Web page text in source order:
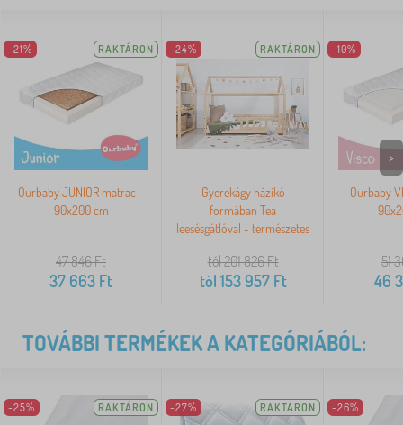
-21% RAKTÁRON
Ourbaby JUNIOR matrac -
90x200 cm
47 846Ft
37 663 Ft
-24% RAKTÁRON
Gyerekágy házikó
formában Tea
leesésgátlóval - természetes
tól 201 826Ft
tól 153 957Ft
-10%
Ourbaby
51
46
>
TOVÁBBI TERMÉKEK A KATEGÓRIÁBÓL:
-25% RAKTÁRON -27% RAKTÁRON -26%